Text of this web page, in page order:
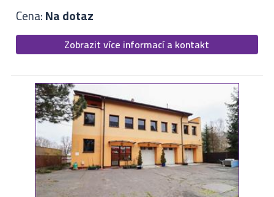
Cena:Na dotaz
Zobrazit více informací a kontakt